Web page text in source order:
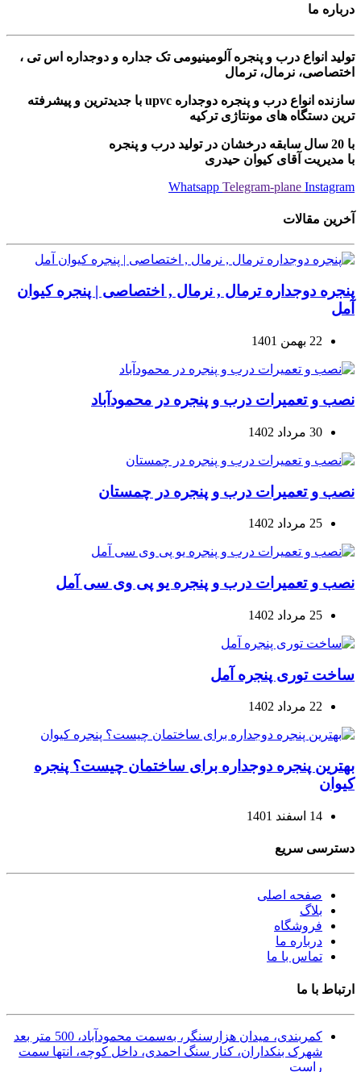
درباره ما
تولید انواع درب و پنجره آلومینیومی تک جداره و دوجداره اس تی ،
اختصاصی، نرمال، ترمال
سازنده انواع درب و پنجره دوجداره upvc با جدیدترین و پیشرفته
ترین دستگاه های مونتاژی ترکیه
با 20 سال سابقه درخشان در تولید درب و پنجره
با مدیریت آقای کیوان حیدری
Whatsapp Telegram-plane Instagram
آخرین مقالات
پنجره دوجداره ترمال , نرمال , اختصاصی | پنجره کیوان
آمل
22 بهمن 1401
نصب و تعمیرات درب و پنجره در محمودآباد
30 مرداد 1402
نصب و تعمیرات درب و پنجره در چمستان
25 مرداد 1402
نصب و تعمیرات درب و پنجره یو پی وی سی آمل
25 مرداد 1402
ساخت توری پنجره آمل
22 مرداد 1402
بهترین پنجره دوجداره برای ساختمان چیست؟ پنجره
کیوان
14 اسفند 1401
دسترسی سریع
صفحه اصلی
بلاگ
فروشگاه
درباره ما
تماس با ما
ارتباط با ما
کمربندی، میدان هزارسنگر، به‌سمت محمودآباد، 500 متر بعد
شهرک بنکداران، کنار سنگ احمدی، داخل کوچه، انتها سمت
راست